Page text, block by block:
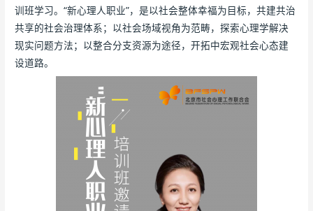
训班学习。“新心理人职业”，是以社会整体幸福为目标，共建共治
共享的社会治理体系；以社会场域视角为范畴，探索心理学解决
现实问题方法；以整合分支资源为途径，开拓中宏观社会心态建
设道路。